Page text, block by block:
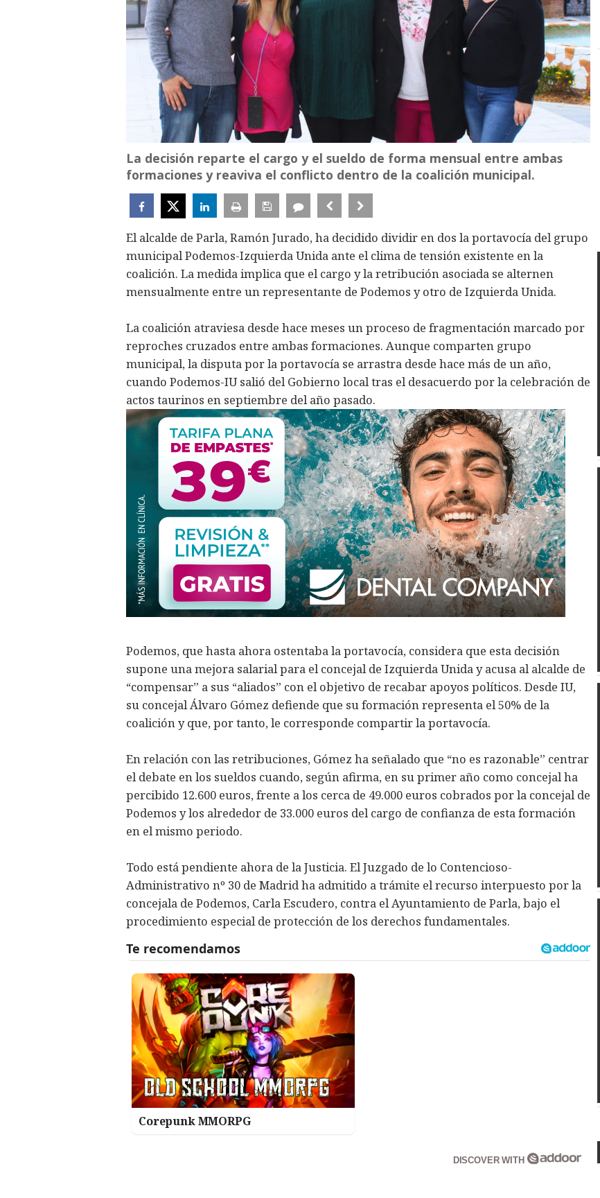
La decisión reparte el cargo y el sueldo de forma mensual entre ambas
formaciones y reaviva el conflicto dentro de la coalición municipal.
El alcalde de Parla, Ramón Jurado, ha decidido dividir en dos la portavocía del grupo
municipal Podemos-Izquierda Unida ante el clima de tensión existente en la
coalición. La medida implica que el cargo y la retribución asociada se alternen
mensualmente entre un representante de Podemos y otro de Izquierda Unida.
La coalición atraviesa desde hace meses un proceso de fragmentación marcado por
reproches cruzados entre ambas formaciones. Aunque comparten grupo
municipal, la disputa por la portavocía se arrastra desde hace más de un año,
cuando Podemos-IU salió del Gobierno local tras el desacuerdo por la celebración de
actos taurinos en septiembre del año pasado.
Podemos, que hasta ahora ostentaba la portavocía, considera que esta decisión
supone una mejora salarial para el concejal de Izquierda Unida y acusa al alcalde de
“compensar” a sus “aliados” con el objetivo de recabar apoyos políticos. Desde IU,
su concejal Álvaro Gómez defiende que su formación representa el 50% de la
coalición y que, por tanto, le corresponde compartir la portavocía.
En relación con las retribuciones, Gómez ha señalado que “no es razonable” centrar
el debate en los sueldos cuando, según afirma, en su primer año como concejal ha
percibido 12.600 euros, frente a los cerca de 49.000 euros cobrados por la concejal de
Podemos y los alrededor de 33.000 euros del cargo de confianza de esta formación
en el mismo periodo.
Todo está pendiente ahora de la Justicia. El Juzgado de lo Contencioso-
Administrativo nº 30 de Madrid ha admitido a trámite el recurso interpuesto por la
concejala de Podemos, Carla Escudero, contra el Ayuntamiento de Parla, bajo el
procedimiento especial de protección de los derechos fundamentales.
Corepunk MMORPG
DISCOVER WITH